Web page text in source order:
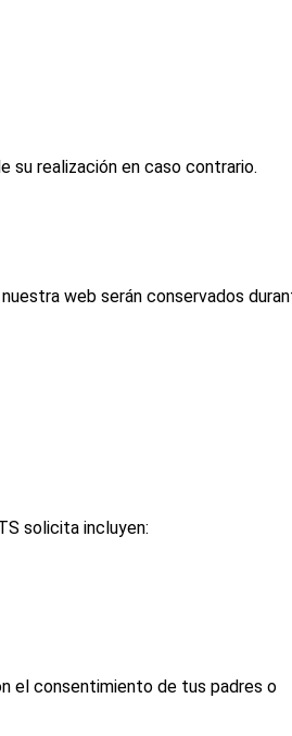
su realización en caso contrario.
web serán conservados
solicita incluyen:
el consentimiento de tus padres o